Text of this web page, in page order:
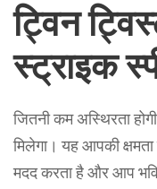
ट्विन
स्ट्राइक
जितनी कम अस्थिरता
मिलेगा। यह आपकी
मदद करता है और आप